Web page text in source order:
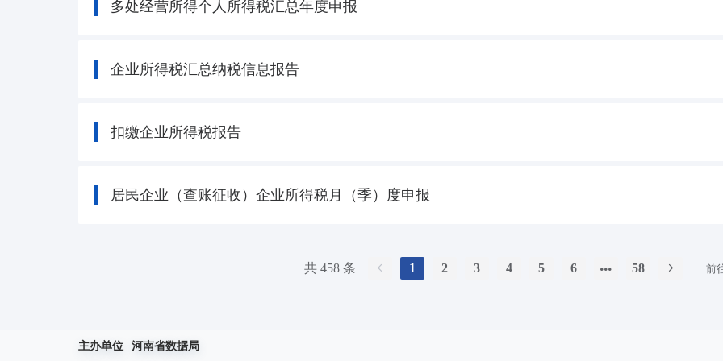
多处经营所得个人所得税汇总年度申报
企业所得税汇总纳税信息报告
扣缴企业所得税报告
居民企业（查账征收）企业所得税月（季）度申报
共 458 条 1 2 3 4 5 6 58 前
主办单位 河南省数据局